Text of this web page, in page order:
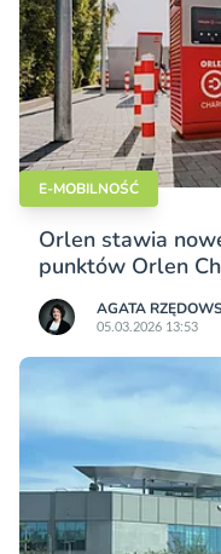
E-MOBILNOŚĆ
Orlen stawia
punktów Orlen
AGATA
05.03.2026 13:53